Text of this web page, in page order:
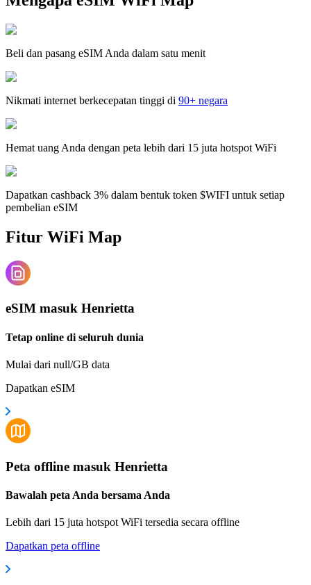
Beli dan pasang eSIM Anda dalam satu menit
Nikmati internet berkecepatan tinggi di 90+ negara
Hemat uang Anda dengan peta lebih dari 15 juta hotspot WiFi
Dapatkan cashback 3% dalam bentuk token $WIFI untuk setiap
pembelian eSIM
Fitur WiFi Map
eSIM masuk Henrietta
Tetap online di seluruh dunia
Mulai dari null/GB data
Dapatkan eSIM
Peta offline masuk Henrietta
Bawalah peta Anda bersama Anda
Lebih dari 15 juta hotspot WiFi tersedia secara offline
Dapatkan peta offline